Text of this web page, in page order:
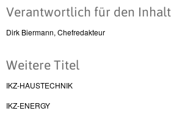
Verantwortlich für den Inhalt
Dirk Biermann, Chefredakteur
Weitere Titel
IKZ-HAUSTECHNIK
IKZ-ENERGY